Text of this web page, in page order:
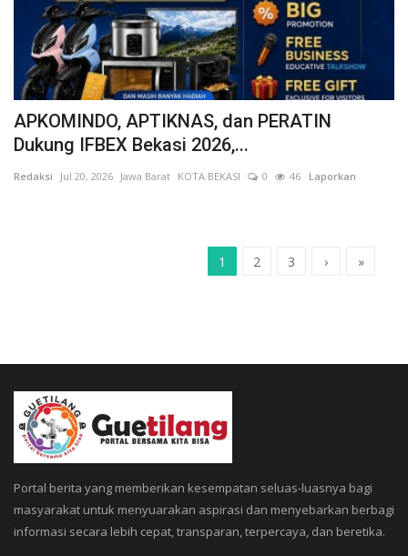
APKOMINDO, APTIKNAS, dan PERATIN
Dukung IFBEX Bekasi 2026,...
Redaksi Jul 20, 2026 Jawa Barat KOTA BEKASI 0 46 Laporkan
1 2 3 › »
Portal berita yang memberikan kesempatan seluas-luasnya bagi
masyarakat untuk menyuarakan aspirasi dan menyebarkan berbagi
informasi secara lebih cepat, transparan, terpercaya, dan beretika.